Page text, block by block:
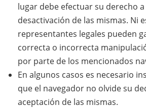
lugar debe efectuar su derecho
desactivación de las mismas. Ni
representantes legales pueden
correcta o incorrecta
por parte de los mencionados
En algunos casos es necesario
que el navegador no olvide su
aceptación de las mismas.